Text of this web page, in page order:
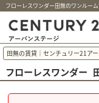
フローレスワンダー田無のワンルー
田無の賃貸｜センチュリー21ア
フローレスワンダー